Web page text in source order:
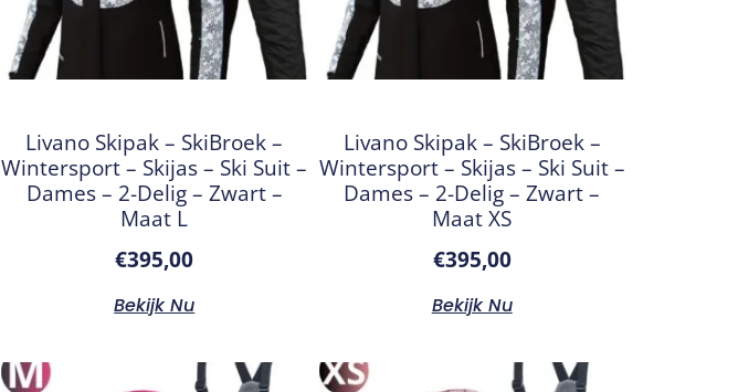
Livano Skipak – SkiBroek –
Wintersport – Skijas – Ski Suit –
Dames – 2-Delig – Zwart –
Maat L
€395,00
Bekijk Nu
Livano Skipak – SkiBroek –
Wintersport – Skijas – Ski Suit –
Dames – 2-Delig – Zwart –
Maat XS
€395,00
Bekijk Nu